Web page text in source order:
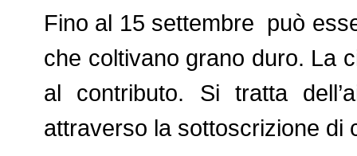
Fino al 15 settembre può
che coltivano grano duro. La
al contributo. Si tratta
attraverso la sottoscrizione